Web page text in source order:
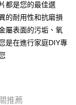
都是您的最佳選
的耐用性和抗磨損
屬表面的污垢、氧
是在進行家庭DIY專
推薦